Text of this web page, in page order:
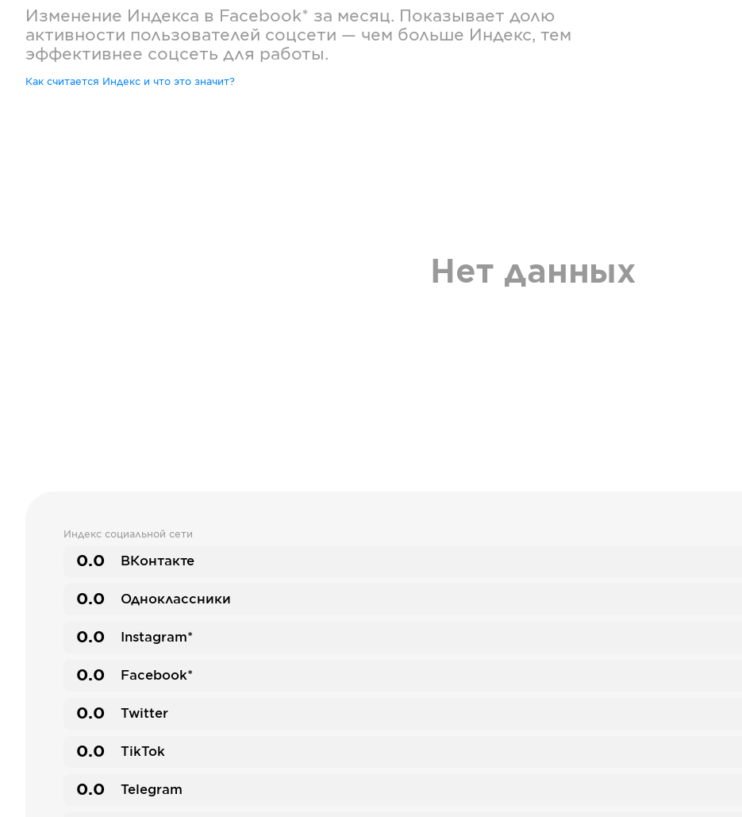
Изменение Индекса в Facebook* за месяц. Показывает долю
активности пользователей соцсети — чем больше Индекс, тем
эффективнее соцсеть для работы.
Как считается Индекс и что это значит?
Нет данных
Индекс социальной сети
0.0 ВКонтакте
0.0 Одноклассники
0.0 Instagram*
0.0 Facebook*
0.0 Twitter
0.0 TikTok
0.0 Telegram